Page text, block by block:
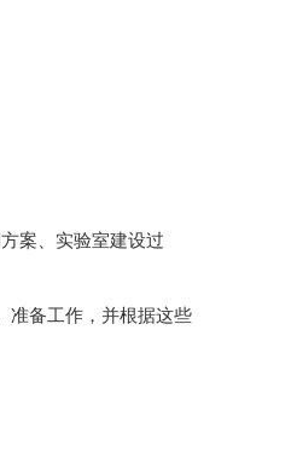
、实验室建设过
工作，并根据这些